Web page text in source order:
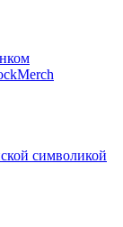
символикой